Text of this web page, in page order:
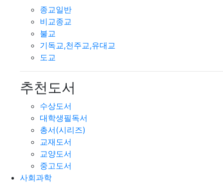
종교일반
비교종교
불교
기독교,천주교,유대교
도교
추천도서
수상도서
대학생필독서
총서(시리즈)
교재도서
교양도서
중고도서
사회과학